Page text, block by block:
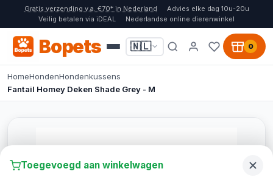
Gratis verzending v.a. €70* in Nederland
Advies elke dag 10u-20u
Veilig betalen via iDEAL
Nederlandse online dierenwinkel
Bopets 🇳🇱 0
HomeHondenHondenkussens
Fantail Homey Deken Shade Grey - M
Toegevoegd aan winkelwagen